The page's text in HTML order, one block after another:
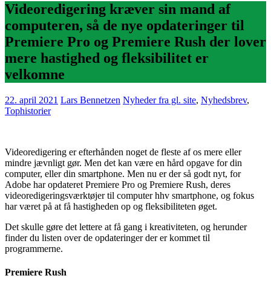
Videoredigering kræver sin mand af
computeren, så de nye opdateringer til
Premiere Pro og Premiere Rush der lover
mere hastighed og fleksibilitet er
velkomne
22. april 2021 Lars Bennetzen Nyheder fra gl. site, Nyhedsbrev,
Tophistorier
Videoredigering er efterhånden noget de fleste af os mere eller
mindre jævnligt gør. Men det kan være en hård opgave for din
computer, eller din smartphone. Men nu er der så godt nyt, for
Adobe har opdateret Premiere Pro og Premiere Rush, deres
videoredigeringsværktøjer til computer hhv smartphone, og fokus
har været på at få hastigheden op og fleksibiliteten øget.
Det skulle gøre det lettere at få gang i kreativiteten, og herunder
finder du listen over de opdateringer der er kommet til
programmerne.
Premiere Rush